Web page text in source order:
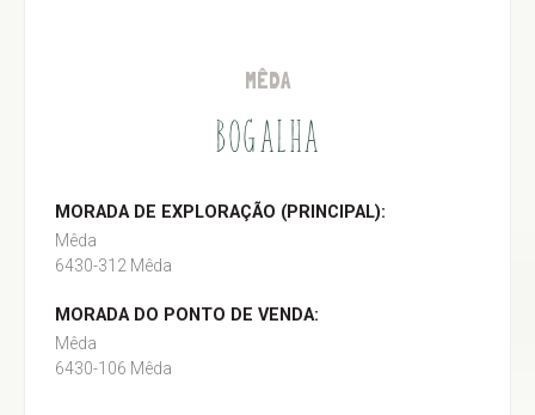
MÊDA
BOGALHA
MORADA DE EXPLORAÇÃO (PRINCIPAL):
Mêda
6430-312 Mêda
MORADA DO PONTO DE VENDA:
Mêda
6430-106 Mêda